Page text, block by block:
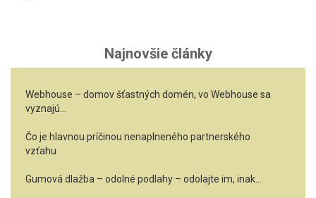
Najnovšie články
Webhouse – domov šťastných domén, vo Webhouse sa
vyznajú…
Čo je hlavnou príčinou nenaplneného partnerského
vzťahu
Gumová dlažba – odolné podlahy – odolajte im, inak…